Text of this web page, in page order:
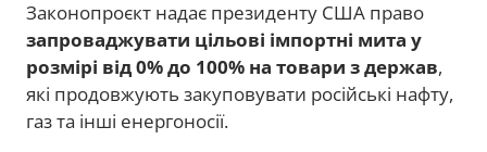
Законопроєкт надає президенту США право
запроваджувати цільові імпортні мита у
розмірі від 0% до 100% на товари з держав,
які продовжують закуповувати російські нафту,
газ та інші енергоносії.